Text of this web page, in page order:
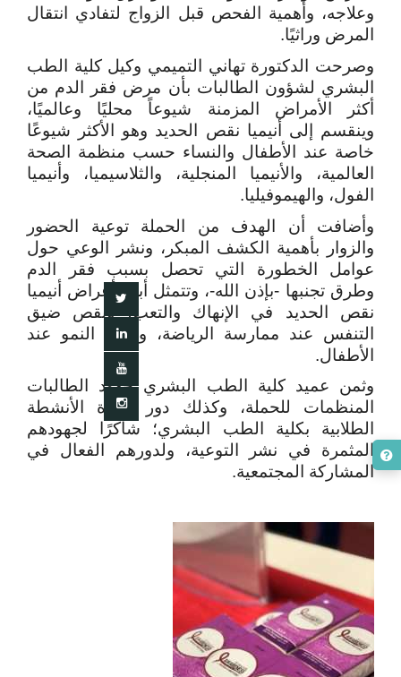
وعلاجه، وأهمية الفحص قبل الزواج لتفادي انتقال
المرض وراثيًا.
وصرحت الدكتورة تهاني التميمي وكيل كلية الطب
البشري لشؤون الطالبات بأن مرض فقر الدم من
أكثر الأمراض المزمنة شيوعاً محليًا وعالميًا،
وينقسم إلى أنيميا نقص الحديد وهو الأكثر شيوعًا
خاصة عند الأطفال والنساء حسب منظمة الصحة
العالمية، والأنيميا المنجلية، والثلاسيميا، وأنيميا
الفول، والهيموفيليا.
وأضافت أن الهدف من الحملة توعية الحضور
والزوار بأهمية الكشف المبكر، ونشر الوعي حول
عوامل الخطورة التي تحصل بسبب فقر الدم
وطرق تجنبها -بإذن الله-، وتتمثل أبرز أعراض أنيميا
نقص الحديد في الإنهاك والتعب، ونقص ضيق
التنفس عند ممارسة الرياضة، ونقص النمو عند
الأطفال.
وثمن عميد كلية الطب البشري جهود الطالبات
المنظمات للحملة، وكذلك دور وحدة الأنشطة
الطلابية بكلية الطب البشري؛ شاكرًا لجهودهم
المثمرة في نشر التوعية، ولدورهم الفعال في
المشاركة المجتمعية.